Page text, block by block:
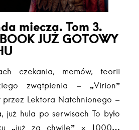
miecza. Tom 3.
JUŻ GOTOWY
czekania, memów, teorii
zwątpienia – „Virion”
przez Lektora Natchnionego –
już hula po serwisach To było
„już za chwilę” × 1000…